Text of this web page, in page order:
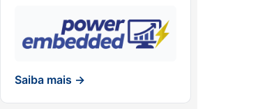
Saiba mais →